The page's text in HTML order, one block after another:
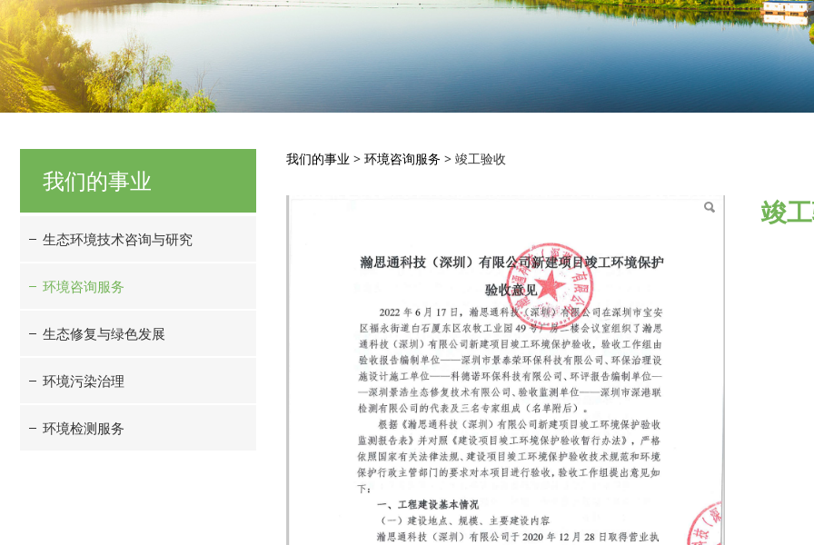
我们的事业
生态环境技术咨询与研究
环境咨询服务
生态修复与绿色发展
环境污染治理
环境检测服务
竣工验收
我们的事业 > 环境咨询服务 > 竣工验收
竣